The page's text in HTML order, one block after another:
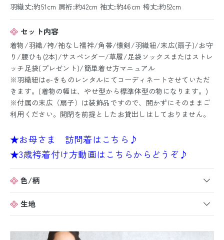
羽織丈:約51cm 肩裄:約42cm 袖丈:約46cm 袴丈:約52cm
セット内容
着物/羽織/袴/袖なし襦袢/角帯/懐剣/羽織紐/末広(扇子)/お守
り/腰ひも(2本)/サスペンダー/草履/足袋ソックスまたはストレ
ッチ足袋(プレゼント)/簡単着せ方マニュアル
※羽織紐はe-きものレンタルにてコーディネートさせていただ
きます。(着物の幅は、やせ型から標準体型の物になります。)
※付属の末広（扇子）は装飾品ですので、開かずにそのままご
利用ください。開閉を前提としたお貸出しはしておりません。
★お母さま 訪問着はこちら♪
★3歳袴着付け方動画はこちらからどうぞ♪
色/柄
生地